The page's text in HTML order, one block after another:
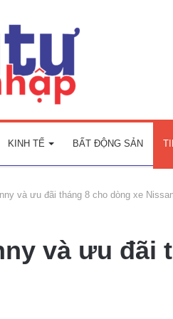
KINH TẾ BẤT ĐỘNG SẢN
và ưu đãi tháng 8 cho dòng xe
và ưu đãi